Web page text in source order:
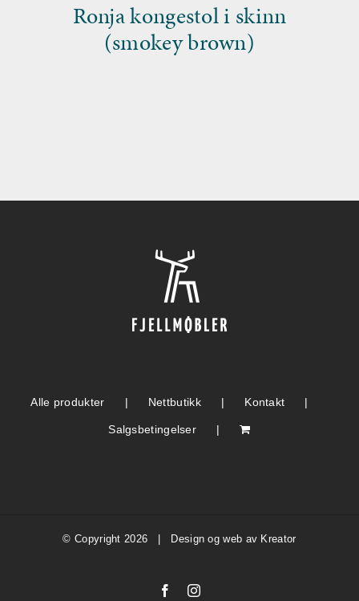
Ronja kongestol i skinn
(smokey brown)
Alle produkter Nettbutikk Kontakt
Salgsbetingelser
© Copyright2026 | Design og web av Kreator
FacebookInstagram